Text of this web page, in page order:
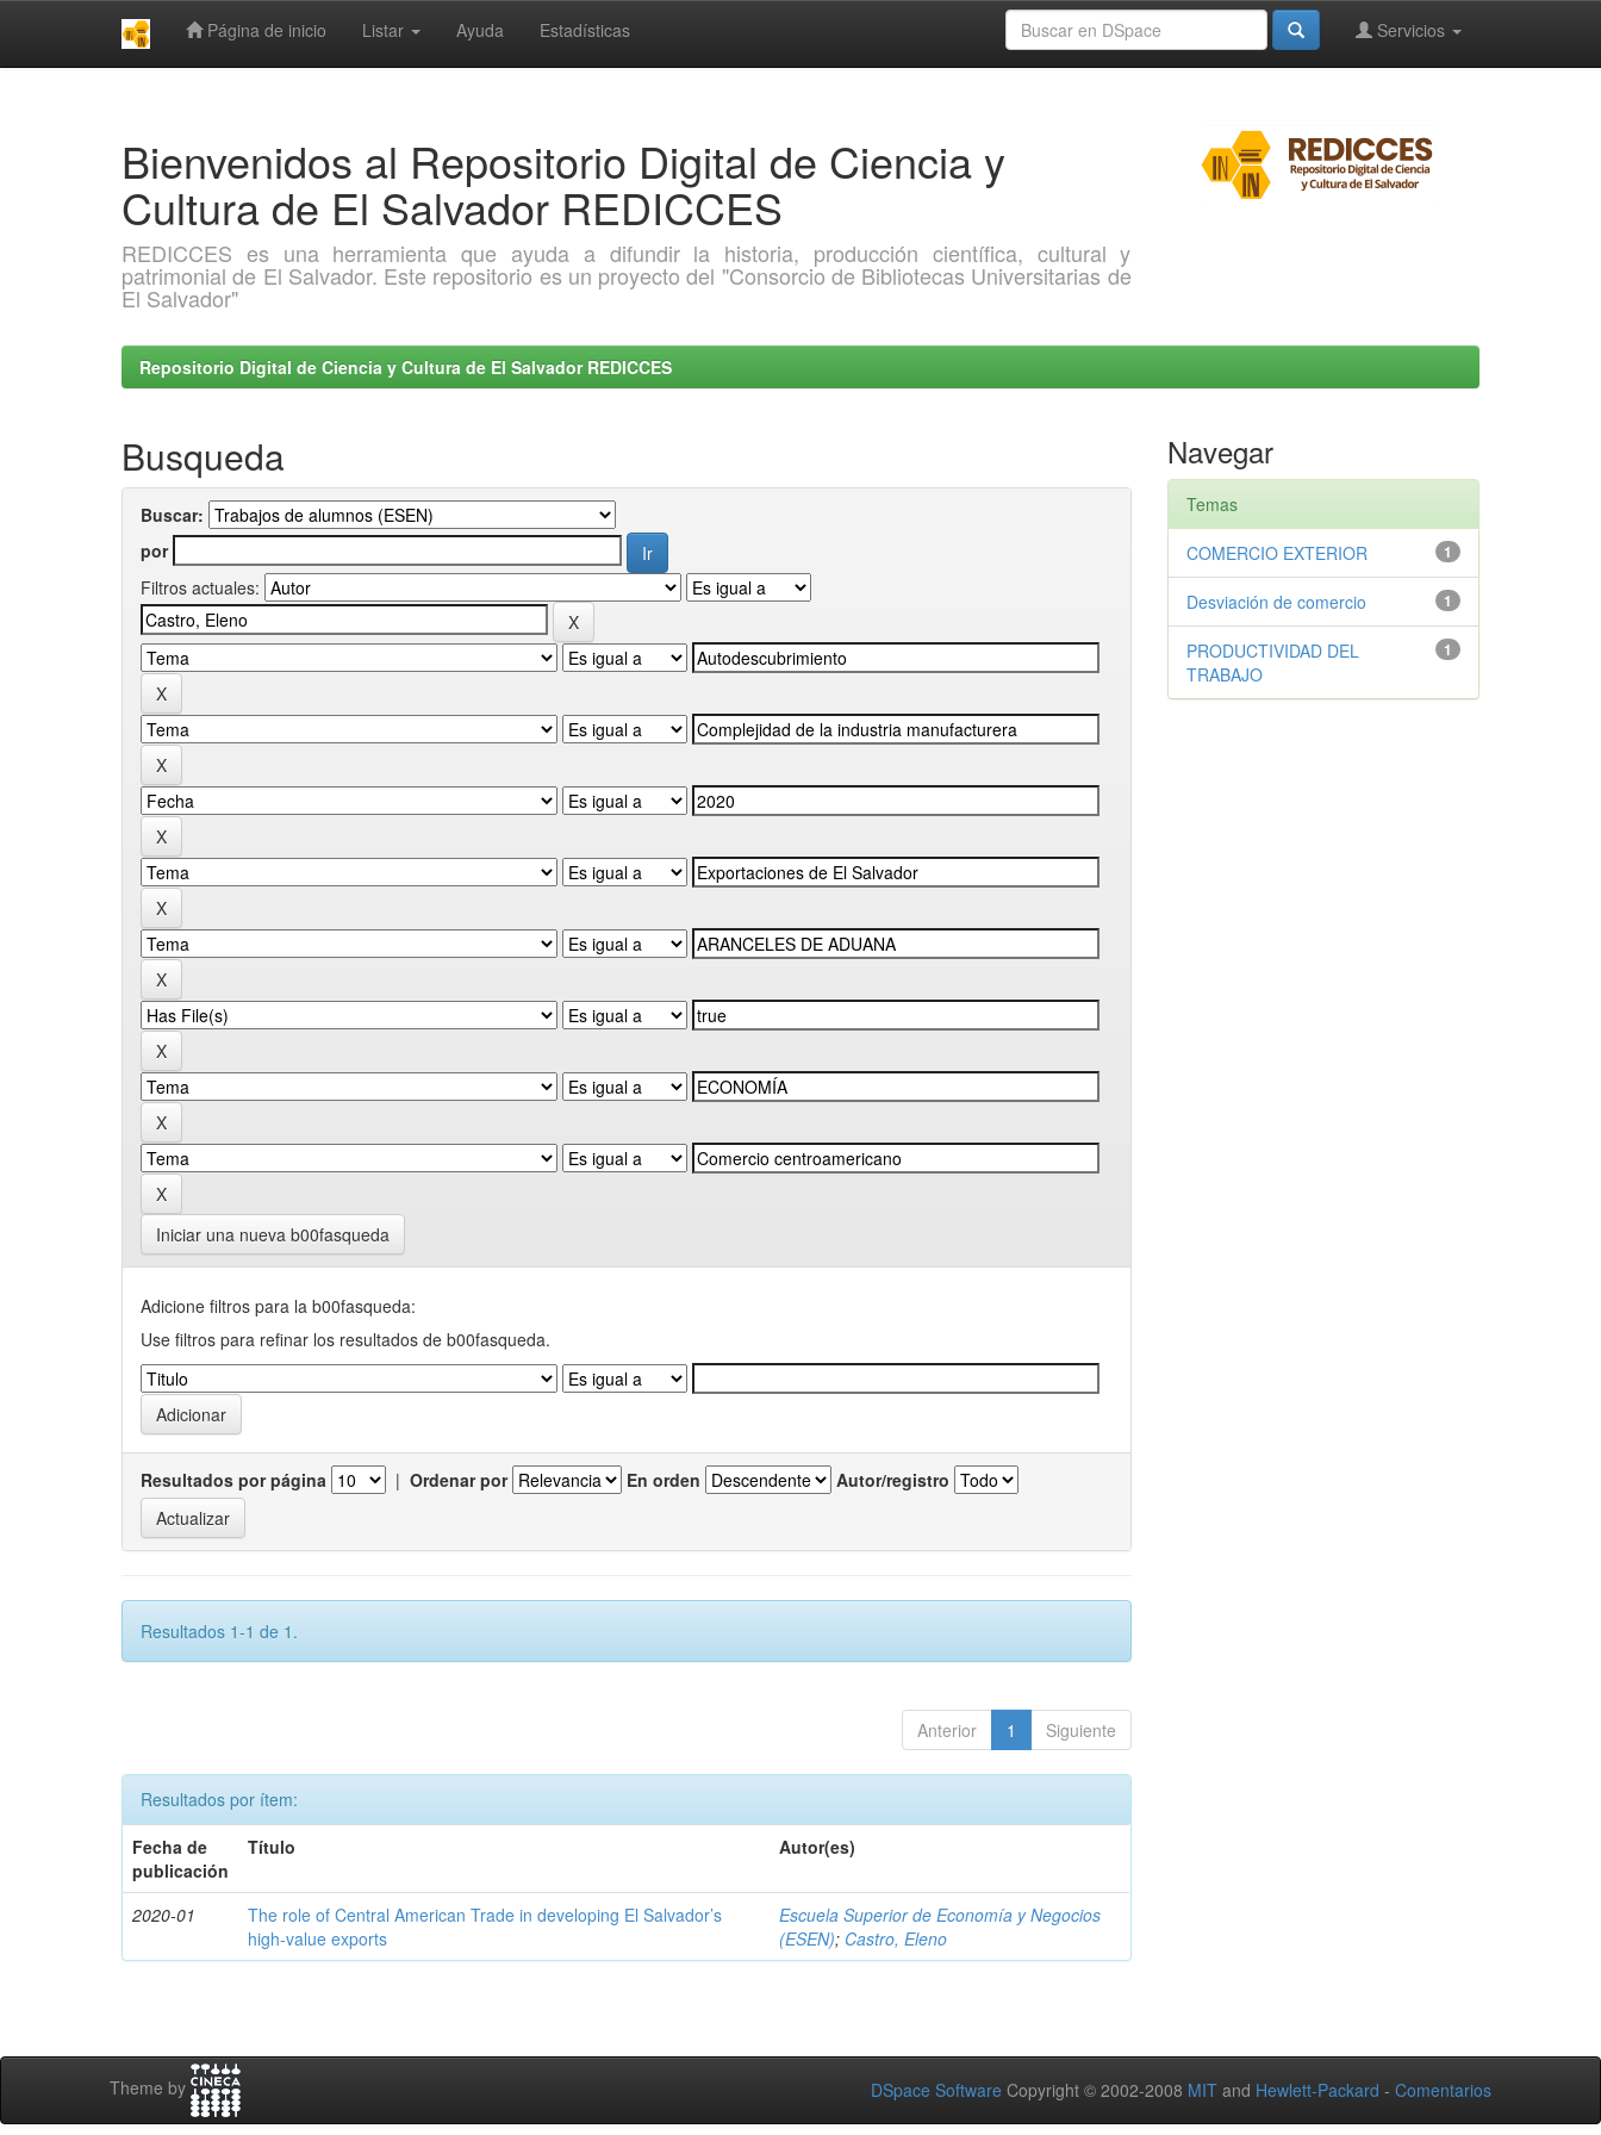
Página de inicio Listar Ayuda Estadísticas Servicios
Bienvenidos al Repositorio Digital de Ciencia y
Cultura de El Salvador REDICCES
REDICCES es una herramienta que ayuda a difundir la historia, producción científica, cultural y
patrimonial de El Salvador. Este repositorio es un proyecto del "Consorcio de Bibliotecas Universitarias de
El Salvador"
Repositorio Digital de Ciencia y Cultura de El Salvador REDICCES
Busqueda
Buscar:
por
Filtros actuales:
Iniciar una nueva b00fasqueda
Adicione filtros para la b00fasqueda:
Use filtros para refinar los resultados de b00fasqueda.
Resultados por página | Ordenar por En orden Autor/registro
Resultados 1-1 de 1.
Anterior 1 Siguiente
Resultados por ítem:
Fecha de
publicación
Título Autor(es)
2020-01
The role of Central American Trade in developing El Salvador’s
high-value exports
Escuela Superior de Economía y Negocios
(ESEN); Castro, Eleno
Navegar
Temas
1
COMERCIO EXTERIOR
1
Desviación de comercio
1
PRODUCTIVIDAD DEL
TRABAJO
Theme by DSpace Software Copyright © 2002-2008 MIT and Hewlett-Packard - Comentarios